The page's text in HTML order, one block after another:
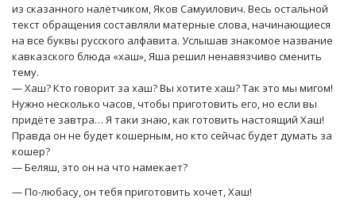
из сказанного налётчиком, Яков Самуилович. Весь остальной
текст обращения составляли матерные слова, начинающиеся
на все буквы русского алфавита. Услышав знакомое название
кавказского блюда «хаш», Яша решил ненавязчиво сменить
тему.
— Хаш? Кто говорит за хаш? Вы хотите хаш? Так это мы мигом!
Нужно несколько часов, чтобы приготовить его, но если вы
придёте завтра… Я таки знаю, как готовить настоящий Хаш!
Правда он не будет кошерным, но кто сейчас будет думать за
кошер?
— Беляш, это он на что намекает?
— По-любасу, он тебя приготовить хочет, Хаш!